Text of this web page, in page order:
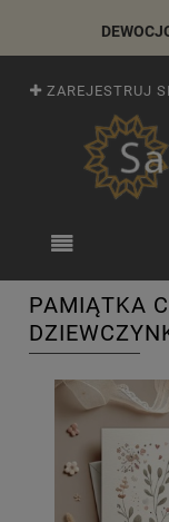
ZAREJESTRUJ
PAMIĄTKA